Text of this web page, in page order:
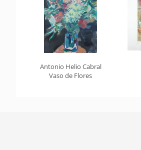
Antonio Helio Cabral
Vaso de Flores